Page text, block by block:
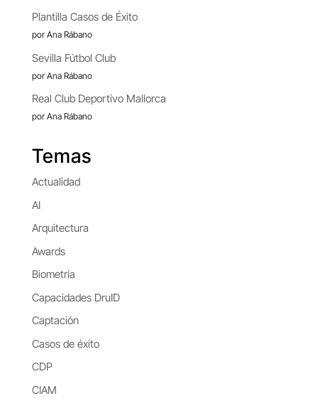
Plantilla Casos de Éxito
por Ana Rábano
Sevilla Fútbol Club
por Ana Rábano
Real Club Deportivo Mallorca
por Ana Rábano
Temas
Actualidad
AI
Arquitectura
Awards
Biometría
Capacidades DruID
Captación
Casos de éxito
CDP
CIAM